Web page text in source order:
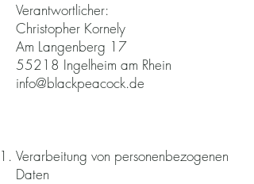
Verantwortlicher:
Christopher Kornely
Am Langenberg 17
55218 Ingelheim am Rhein
info@blackpeacock.de
Verarbeitung von personenbezogenen
Daten